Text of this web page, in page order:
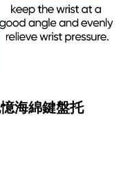
海綿鍵盤托